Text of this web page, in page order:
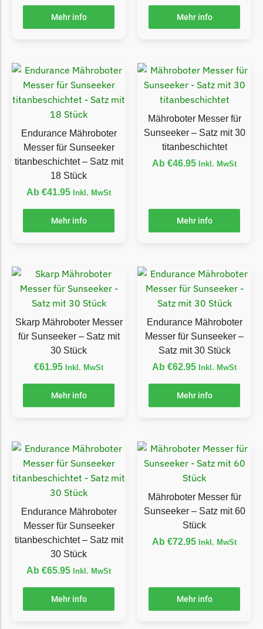
Begrenzungsdraht
Kress
Begrenzungsdraht
LandXcape
LandXcape Messer
LawnBott
Lizard
LUX-Tools
LUX-Tools Messer
Begrenzungsdraht
Mammotion
McCulloch
McCulloch Messer
Medion Messer
Begrenzungsdraht
Mountfield
Mowox
Begrenzungsdraht
Mehr info Mehr info
Endurance Mähroboter
Messer für Sunseeker
titanbeschichtet – Satz mit
18 Stück
Ab €41.95 Inkl. MwSt
Mehr info
Mähroboter Messer für
Sunseeker – Satz mit 30
titanbeschichtet
Ab €46.95 Inkl. MwSt
Mehr info
Skarp Mähroboter Messer
für Sunseeker – Satz mit
30 Stück
€61.95 Inkl. MwSt
Mehr info
Endurance Mähroboter
Messer für Sunseeker –
Satz mit 30 Stück
Ab €62.95 Inkl. MwSt
Mehr info
Endurance Mähroboter
Messer für Sunseeker
titanbeschichtet – Satz mit
30 Stück
Ab €65.95 Inkl. MwSt
Mehr info
Mähroboter Messer für
Sunseeker – Satz mit 60
Stück
Ab €72.95 Inkl. MwSt
Mehr info